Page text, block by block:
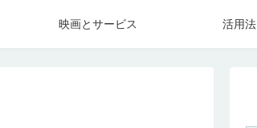
映画とサービス 活用法